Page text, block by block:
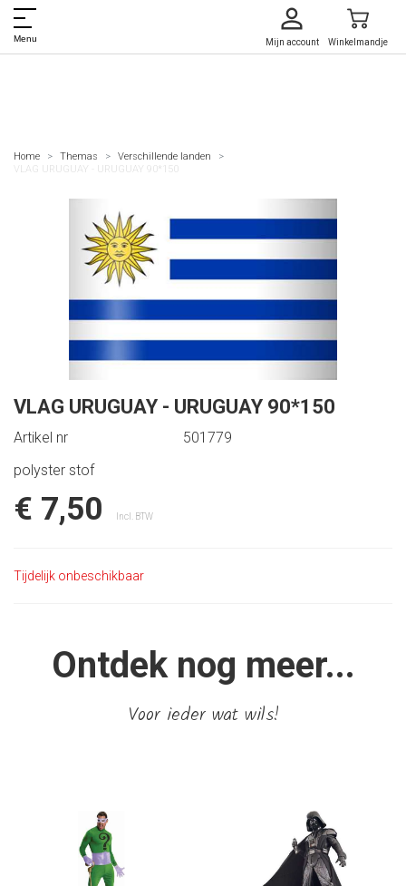
Menu Mijn account Winkelmandje
Home Themas
Verschillende landen
VLAG URUGUAY - URUGUAY 90*150
VLAG URUGUAY - URUGUAY 90*150
Artikel nr
501779
polyster stof
€ 7,50 Incl. BTW
Tijdelijk onbeschikbaar
Ontdek nog meer...
Voor ieder wat wils!